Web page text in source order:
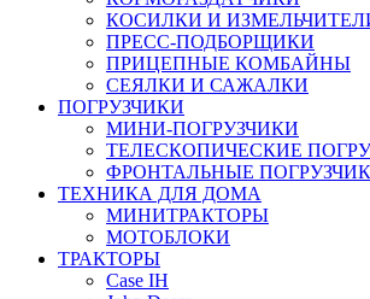
КОСИЛКИ И
ПРЕСС-ПОДБОРЩИКИ
ПРИЦЕПНЫЕ КОМБАЙНЫ
СЕЯЛКИ И САЖАЛКИ
ПОГРУЗЧИКИ
МИНИ-ПОГРУЗЧИКИ
ТЕЛЕСКОПИЧЕСКИЕ
ФРОНТАЛЬНЫЕ
ТЕХНИКА ДЛЯ ДОМА
МИНИТРАКТОРЫ
МОТОБЛОКИ
ТРАКТОРЫ
Case IH